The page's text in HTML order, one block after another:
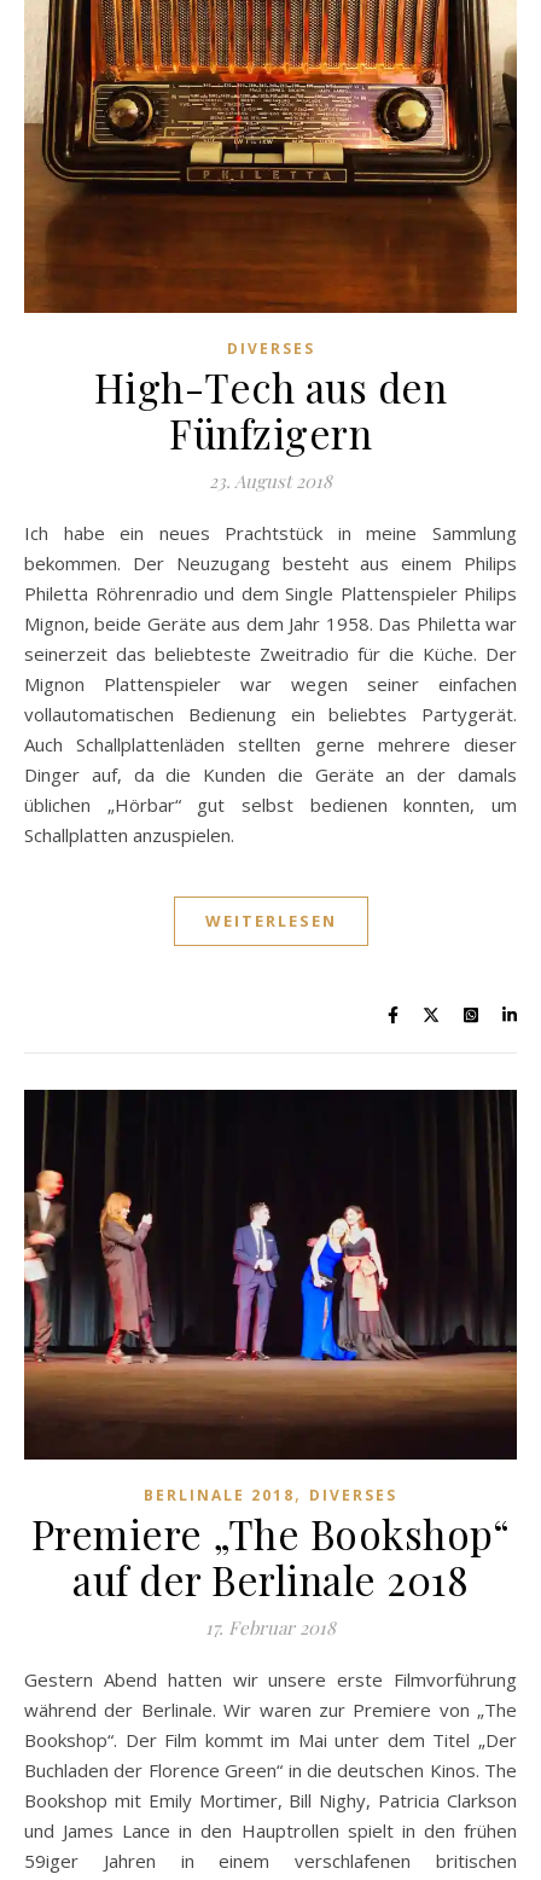
DIVERSES
High-Tech aus den
Fünfzigern
23. August 2018
Ich habe ein neues Prachtstück in meine Sammlung
bekommen. Der Neuzugang besteht aus einem Philips
Philetta Röhrenradio und dem Single Plattenspieler Philips
Mignon, beide Geräte aus dem Jahr 1958. Das Philetta war
seinerzeit das beliebteste Zweitradio für die Küche. Der
Mignon Plattenspieler war wegen seiner einfachen
vollautomatischen Bedienung ein beliebtes Partygerät.
Auch Schallplattenläden stellten gerne mehrere dieser
Dinger auf, da die Kunden die Geräte an der damals
üblichen „Hörbar“ gut selbst bedienen konnten, um
Schallplatten anzuspielen.
WEITERLESEN
BERLINALE 2018, DIVERSES
Premiere „The Bookshop“
auf der Berlinale 2018
17. Februar 2018
Gestern Abend hatten wir unsere erste Filmvorführung
während der Berlinale. Wir waren zur Premiere von „The
Bookshop“. Der Film kommt im Mai unter dem Titel „Der
Buchladen der Florence Green“ in die deutschen Kinos. The
Bookshop mit Emily Mortimer, Bill Nighy, Patricia Clarkson
und James Lance in den Hauptrollen spielt in den frühen
59iger Jahren in einem verschlafenen britischen